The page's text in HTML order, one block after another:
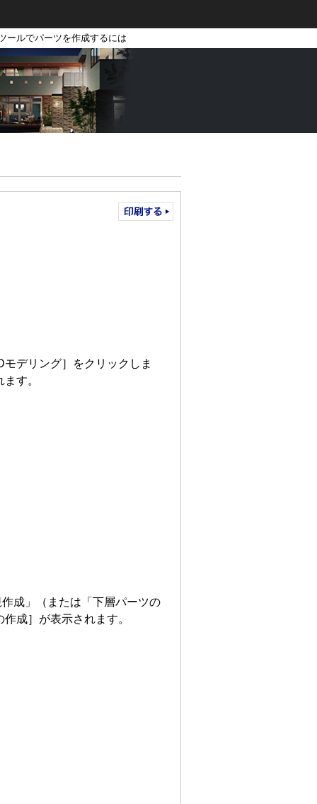
ールでパーツを作成するには
モデリング］をクリックしま
す。
成」（または「下層パーツの
成］が表示されます。